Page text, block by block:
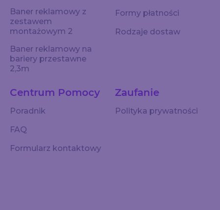
Baner reklamowy z
zestawem
montażowym 2
Baner reklamowy na
bariery przestawne
2,3m
Centrum Pomocy
Poradnik
FAQ
Formularz kontaktowy
Zaufanie
Polityka prywatności
Formy płatności
Rodzaje dostaw